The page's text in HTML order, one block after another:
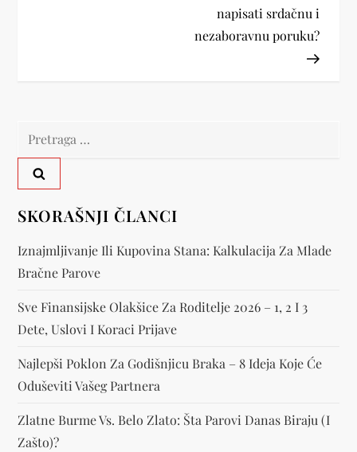
n
j
e
č
l
a
n
k
a
napisati srdačnu i
nezaboravnu poruku?
Pretraga
SKORAŠNJI ČLANCI
Iznajmljivanje Ili Kupovina Stana: Kalkulacija Za Mlade
Bračne Parove
Sve Finansijske Olakšice Za Roditelje 2026 – 1, 2 I 3
Dete, Uslovi I Koraci Prijave
Najlepši Poklon Za Godišnjicu Braka – 8 Ideja Koje Će
Oduševiti Vašeg Partnera
Zlatne Burme Vs. Belo Zlato: Šta Parovi Danas Biraju (i
Zašto)?